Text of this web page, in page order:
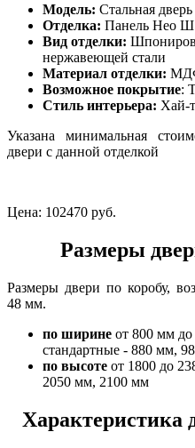
Модель: Стальная
Отделка: Панель Нео Ш
Вид отделки:
нержавеющей стали
Материал отделки:
Возможное покрытие:
Стиль интерьера: Хай-
Указана минимальная
двери с данной отделкой
Цена: 102470 руб.
Размеры
Размеры двери по коробу,
48 мм.
по ширине от 800 мм
стандартные - 880 мм,
по высоте от 1800 до
2050 мм, 2100 мм
Характеристика